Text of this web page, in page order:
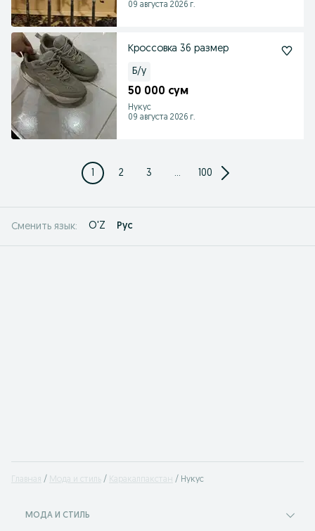
09 августа 2026 г.
Кроссовка 36 размер
Б/у
50 000 сум
Нукус
09 августа 2026 г.
1 2 3 ... 100
Сменить язык: O'Z Рус
Главная Мода и стиль Каракалпакстан Нукус
МОДА И СТИЛЬ